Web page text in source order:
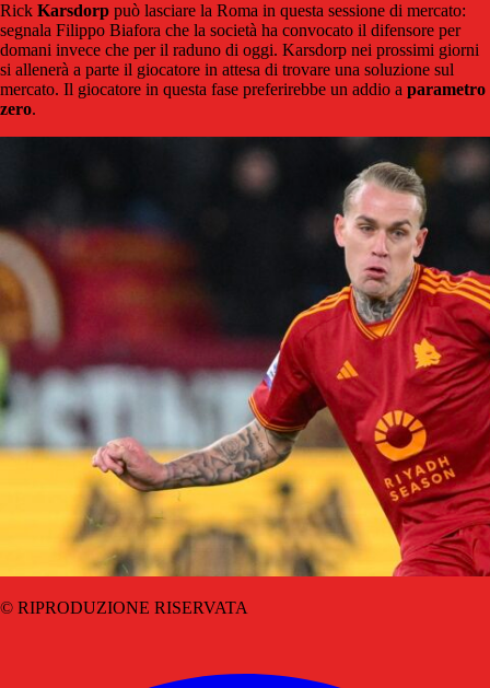
Rick Karsdorp può lasciare la Roma in questa sessione di mercato:
segnala Filippo Biafora che la società ha convocato il difensore per
domani invece che per il raduno di oggi. Karsdorp nei prossimi giorni
si allenerà a parte il giocatore in attesa di trovare una soluzione sul
mercato. Il giocatore in questa fase preferirebbe un addio a parametro
zero.
© RIPRODUZIONE RISERVATA